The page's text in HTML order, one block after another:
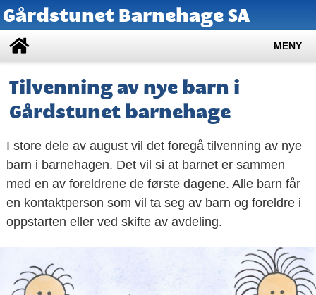
Gårdstunet Barnehage SA
MENY
Tilvenning av nye barn i
Gårdstunet barnehage
I store dele av august vil det foregå tilvenning av nye
barn i barnehagen. Det vil si at barnet er sammen
med en av foreldrene de første dagene. Alle barn får
en kontaktperson som vil ta seg av barn og foreldre i
oppstarten eller ved skifte av avdeling.